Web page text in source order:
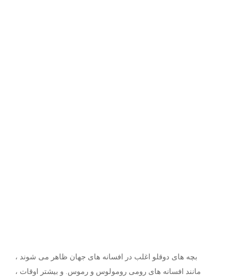
بچه های دوقلو اغلب در افسانه های جهان ظاهر می شوند ،
مانند افسانه های رومی رومولوس و رموس. و بیشتر اوقات ،